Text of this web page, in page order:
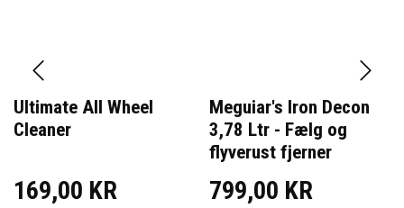
Ultimate All Wheel
Cleaner
169,00 KR
Meguiar's Iron Decon
3,78 Ltr - Fælg og
flyverust fjerner
799,00 KR